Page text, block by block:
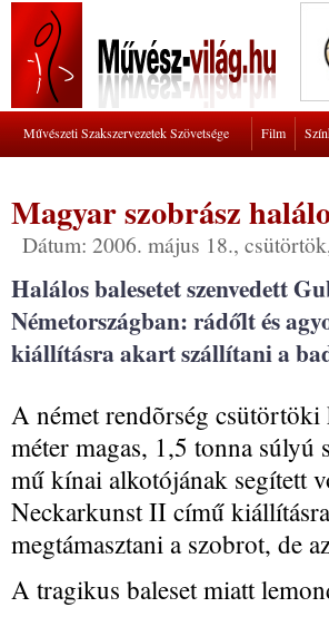
Művészeti Szakszervezetek Szövetsége Film
Magyar szobrász
Dátum: 2006. május 18.,
Halálos balesetet szenvedett
Németországban: rádőlt és
kiállításra akart szállítani a
A német rendõrség csütörtöki
méter magas, 1,5 tonna
mű kínai alkotójának segített
Neckarkunst II című
megtámasztani a szobrot, de
A tragikus baleset miatt